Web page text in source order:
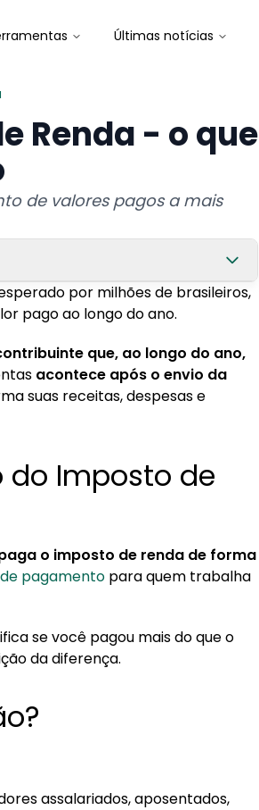
Últimas notícias
Renda - o que
de valores pagos a mais
por milhões de brasileiros,
pago ao longo do ano.
que, ao longo do ano,
acontece após o envio da
suas receitas, despesas e
do Imposto de
o imposto de renda de forma
pagamento para quem trabalha
se você pagou mais do que o
da diferença.
assalariados, aposentados,